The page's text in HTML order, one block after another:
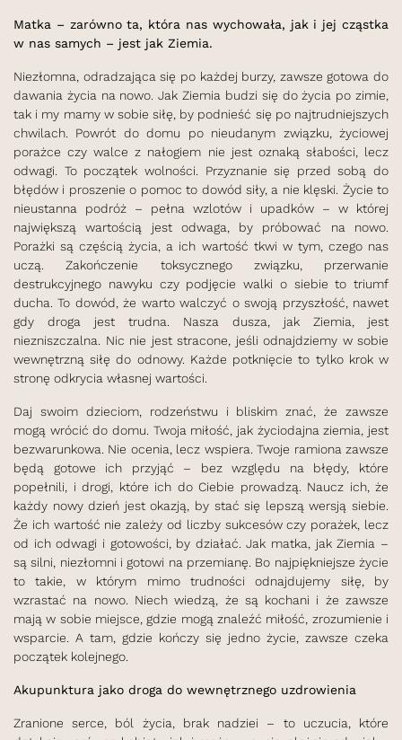
Matka – zarówno ta, która nas wychowała, jak i jej cząstka
w nas samych – jest jak Ziemia.
Niezłomna, odradzająca się po każdej burzy, zawsze gotowa do
dawania życia na nowo. Jak Ziemia budzi się do życia po zimie,
tak i my mamy w sobie siłę, by podnieść się po najtrudniejszych
chwilach. Powrót do domu po nieudanym związku, życiowej
porażce czy walce z nałogiem nie jest oznaką słabości, lecz
odwagi. To początek wolności. Przyznanie się przed sobą do
błędów i proszenie o pomoc to dowód siły, a nie klęski. Życie to
nieustanna podróż – pełna wzlotów i upadków – w której
największą wartością jest odwaga, by próbować na nowo.
Porażki są częścią życia, a ich wartość tkwi w tym, czego nas
uczą. Zakończenie toksycznego związku, przerwanie
destrukcyjnego nawyku czy podjęcie walki o siebie to triumf
ducha. To dowód, że warto walczyć o swoją przyszłość, nawet
gdy droga jest trudna. Nasza dusza, jak Ziemia, jest
niezniszczalna. Nic nie jest stracone, jeśli odnajdziemy w sobie
wewnętrzną siłę do odnowy. Każde potknięcie to tylko krok w
stronę odkrycia własnej wartości.
Daj swoim dzieciom, rodzeństwu i bliskim znać, że zawsze
mogą wrócić do domu. Twoja miłość, jak życiodajna ziemia, jest
bezwarunkowa. Nie ocenia, lecz wspiera. Twoje ramiona zawsze
będą gotowe ich przyjąć – bez względu na błędy, które
popełnili, i drogi, które ich do Ciebie prowadzą. Naucz ich, że
każdy nowy dzień jest okazją, by stać się lepszą wersją siebie.
Że ich wartość nie zależy od liczby sukcesów czy porażek, lecz
od ich odwagi i gotowości, by działać. Jak matka, jak Ziemia –
są silni, niezłomni i gotowi na przemianę. Bo najpiękniejsze życie
to takie, w którym mimo trudności odnajdujemy siłę, by
wzrastać na nowo. Niech wiedzą, że są kochani i że zawsze
mają w sobie miejsce, gdzie mogą znaleźć miłość, zrozumienie i
wsparcie. A tam, gdzie kończy się jedno życie, zawsze czeka
początek kolejnego.
Akupunktura jako droga do wewnętrznego uzdrowienia
Zranione serce, ból życia, brak nadziei – to uczucia, które